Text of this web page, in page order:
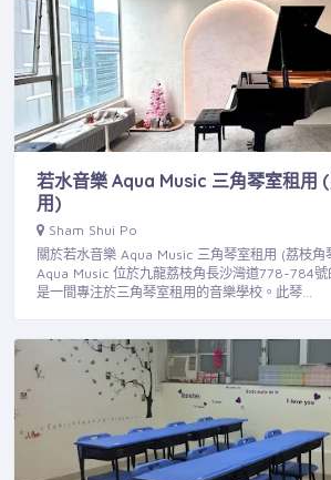
若水音樂 Aqua Music 三角琴室租用
用)
Sham Shui Po
關於若水音樂 Aqua Music 三角琴室租用 (荔枝角
Aqua Music 位於九龍荔枝角長沙灣道778-784
是一間專注於三角琴室租用的音樂學校。此琴…